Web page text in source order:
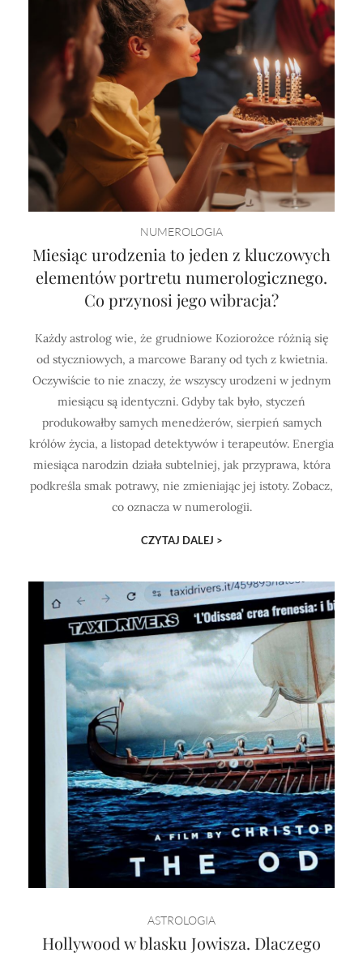
NUMEROLOGIA
Miesiąc urodzenia to jeden z kluczowych
elementów portretu numerologicznego.
Co przynosi jego wibracja?
Każdy astrolog wie, że grudniowe Koziorożce różnią się
od styczniowych, a marcowe Barany od tych z kwietnia.
Oczywiście to nie znaczy, że wszyscy urodzeni w jednym
miesiącu są identyczni. Gdyby tak było, styczeń
produkowałby samych menedżerów, sierpień samych
królów życia, a listopad detektywów i terapeutów. Energia
miesiąca narodzin działa subtelniej, jak przyprawa, która
podkreśla smak potrawy, nie zmieniając jej istoty. Zobacz,
co oznacza w numerologii.
CZYTAJ DALEJ >
ASTROLOGIA
Hollywood w blasku Jowisza. Dlaczego